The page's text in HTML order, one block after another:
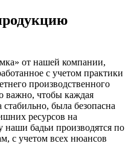
от нашей компании,
с учетом практики
производственного
важно, чтобы каждая
была безопасна
ресурсов на
бадьи производятся по
с учетом всех нюансов